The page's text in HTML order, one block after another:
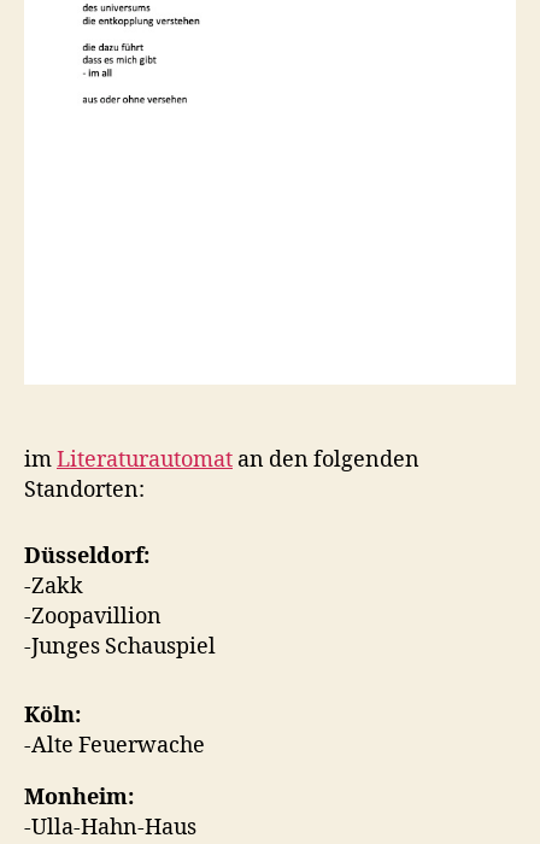
imLiteraturautomat an den folgenden
Standorten:
Düsseldorf:
-Zakk
-Zoopavillion
-Junges Schauspiel
Köln:
-Alte Feuerwache
Monheim:
-Ulla-Hahn-Haus